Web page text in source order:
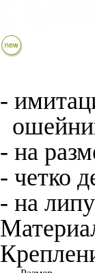
-
- на
- четко
- на